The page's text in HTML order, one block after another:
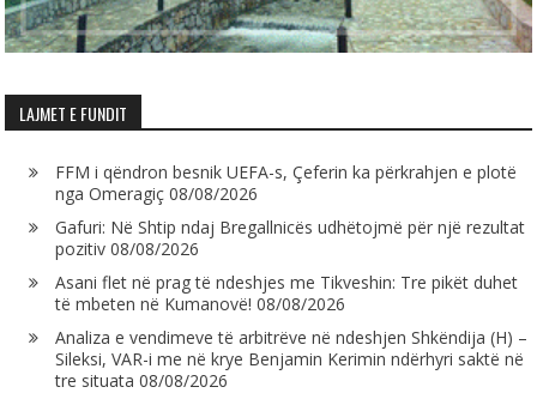
LAJMET E FUNDIT
FFM i qëndron besnik UEFA-s, Çeferin ka përkrahjen e plotë
nga Omeragiç 08/08/2026
Gafuri: Në Shtip ndaj Bregallnicës udhëtojmë për një rezultat
pozitiv 08/08/2026
Asani flet në prag të ndeshjes me Tikveshin: Tre pikët duhet
të mbeten në Kumanovë! 08/08/2026
Analiza e vendimeve të arbitrëve në ndeshjen Shkëndija (H) –
Sileksi, VAR-i me në krye Benjamin Kerimin ndërhyri saktë në
tre situata 08/08/2026